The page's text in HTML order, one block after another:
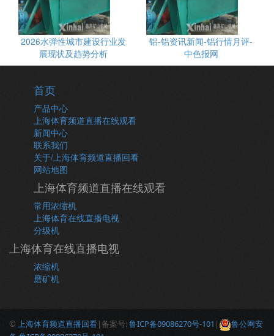
2026水弹性城市建设行业发
展现状及趋势分析
铝-铝资讯新闻-铝行情月评-
中色报网
首页
产品中心
上海体育频道直播在线观看
新闻中心
联系我们
关于/上海体育频道直播回看
网站地图
上海体育频道直播在线观看
常用浓缩机
上海体育在线直播电视
分级机
上海体育在线直播电视
浓缩机
磨矿机
© 上海体育频道直播回看|备案号:鲁ICP备09086270号-101 |
鲁公网安